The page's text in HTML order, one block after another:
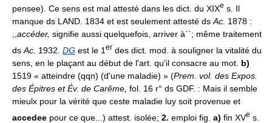
pensee). Ce sens est mal attesté dans les dict. du XIXe s. Il
manque ds LAND. 1834 et est seulement attesté ds Ac. 1878 :
accéder, signifie aussi quelquefois, arriver à``; même traitement
ds Ac. 1932. DG est le 1 er des dict. mod. à souligner la vitalité du
sens, en le plaçant au début de l'art. qu'il consacre au mot. b)
1519 « atteindre (qqn) (d'une maladie) » (Prem. vol. des Expos.
des Épitres et Év. de Carême, fol. 16 r° ds GDF. : Mais il semble
mieulx pour la vérité que ceste maladie luy soit provenue et
accedee pour ce que...) attest. isolée; 2. emploi fig. a) fin XVe s.